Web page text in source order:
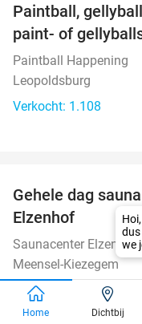
Paintball,
paint- of
Paintball Happening
Leopoldsburg
Verkocht: 1.108
Gehele dag
Elzenhof
Saunacenter Elzenhof
Meensel-Kiezegem
Verkocht: 873
Home Dichtbij